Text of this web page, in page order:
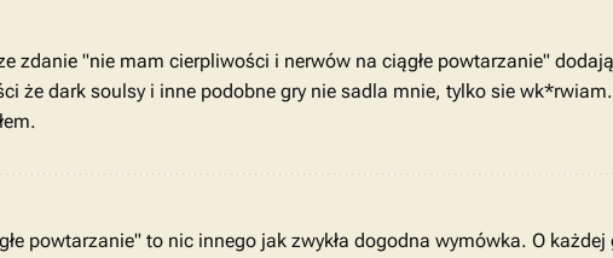
zdanie "nie mam cierpliwości i nerwów na ciągłe powtarzanie"
że dark soulsy i inne podobne gry nie sadla mnie, tylko sie
powtarzanie" to nic innego jak zwykła dogodna wymówka. O